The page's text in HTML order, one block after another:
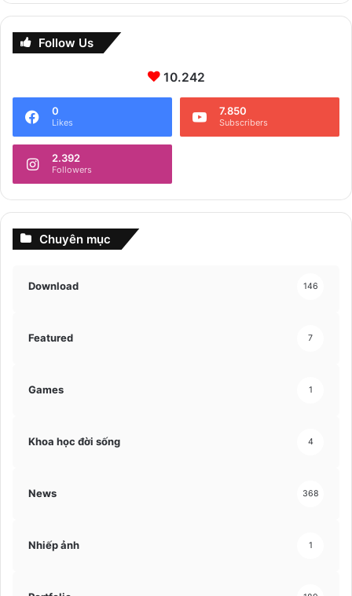
Follow Us
10.242
0
Likes
7.850
Subscribers
2.392
Followers
Chuyên mục
Download 146
Featured 7
Games 1
Khoa học đời sống 4
News 368
Nhiếp ảnh 1